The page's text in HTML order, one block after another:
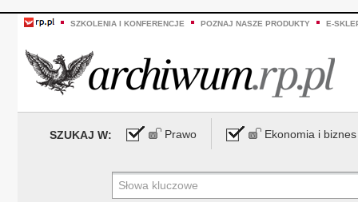
SZKOLENIA I KONFERENCJE POZNAJ NASZE PRODUKTY E-
SZUKAJ W: Prawo Ekonomia i biznes